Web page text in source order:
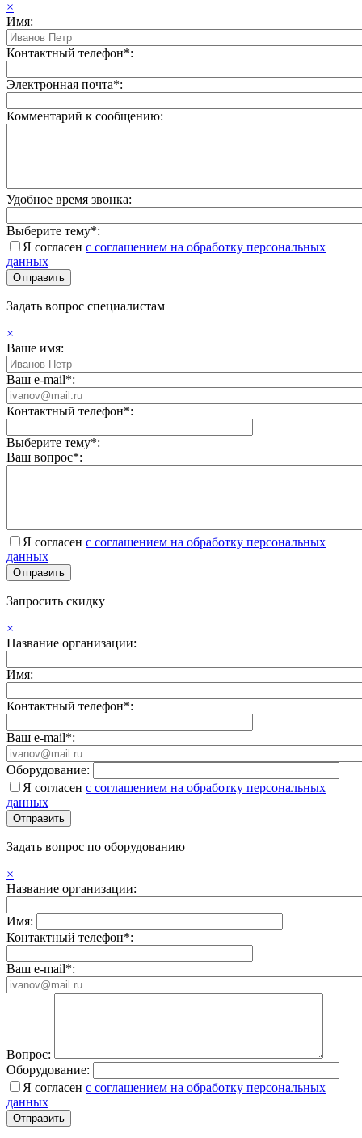
×
Имя:
Контактный телефон*:
Электронная почта*:
Комментарий к сообщению:
Удобное время звонка:
Выберите тему*:
Я согласен с соглашением на обработку персональных
данных
Задать вопрос специалистам
×
Ваше имя:
Ваш e-mail*:
Контактный телефон*:
Выберите тему*:
Ваш вопрос*:
Я согласен с соглашением на обработку персональных
данных
Запросить скидку
×
Название организации:
Имя:
Контактный телефон*:
Ваш e-mail*:
Оборудование:
Я согласен с соглашением на обработку персональных
данных
Задать вопрос по оборудованию
×
Название организации:
Имя:
Контактный телефон*:
Ваш e-mail*:
Вопрос:
Оборудование:
Я согласен с соглашением на обработку персональных
данных